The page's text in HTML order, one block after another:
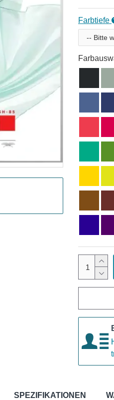
Farbtiefe
SPEZIFIKATIONEN